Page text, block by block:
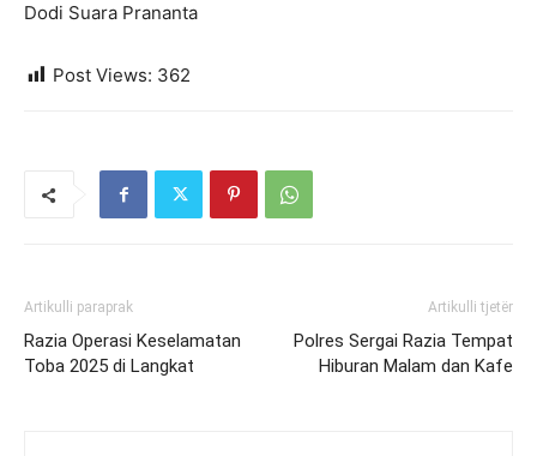
Dodi Suara Prananta
Post Views: 362
Artikulli paraprak
Razia Operasi Keselamatan
Toba 2025 di Langkat
Artikulli tjetër
Polres Sergai Razia Tempat
Hiburan Malam dan Kafe